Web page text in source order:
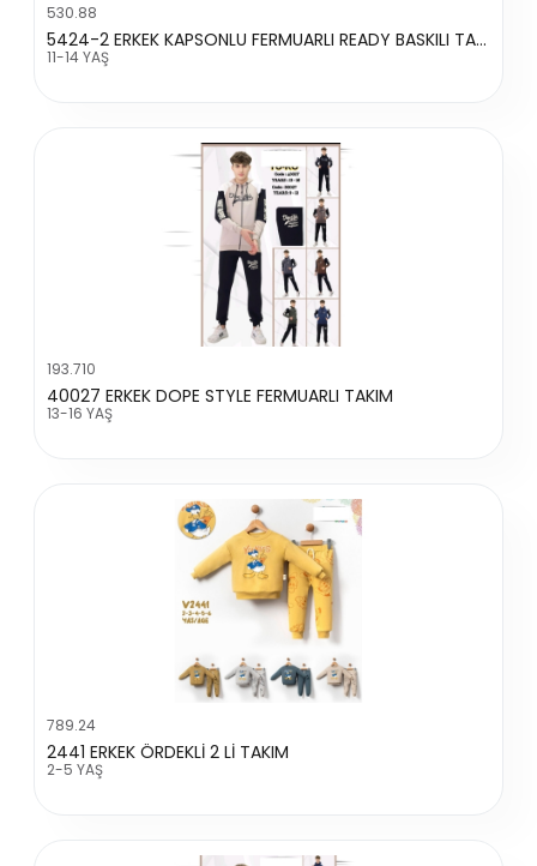
530.88
5424-2 ERKEK KAPSONLU FERMUARLI READY BASKILI TAKIM
11-14 YAŞ
193.710
40027 ERKEK DOPE STYLE FERMUARLI TAKIM
13-16 YAŞ
789.24
2441 ERKEK ÖRDEKLİ 2 Lİ TAKIM
2-5 YAŞ